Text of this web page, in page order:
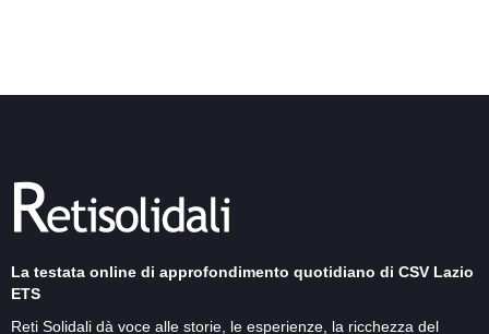
La testata online di approfondimento quotidiano di CSV Lazio
ETS
Reti Solidali dà voce alle storie, le esperienze, la ricchezza del